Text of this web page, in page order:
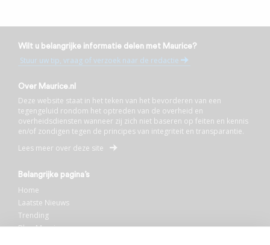
Wilt u belangrijke informatie delen met Maurice?
Stuur uw tip, vraag of verzoek naar de redactie
Over Maurice.nl
Deze website staat in het teken van het bevorderen van een
tegengeluid rondom het optreden van de overheid en
overheidsdiensten wanneer zij zich niet baseren op feiten en kennis
en/of zondigen tegen de principes van integriteit en transparantie.
Lees meer over deze site
Belangrijke pagina’s
Home
Laatste Nieuws
Trending
Blog Maurice